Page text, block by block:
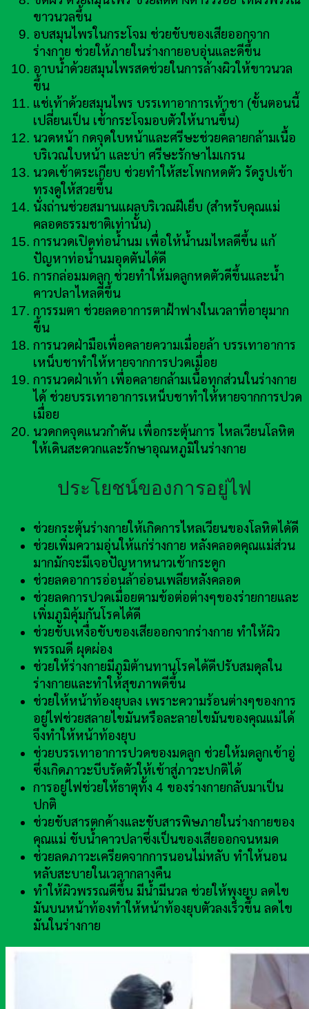
ขาวนวลขึ้น
อบสมุนไพรในกระโจม ช่วยขับของเสียออกจาก
ร่างกาย ช่วยให้ภายในร่างกายอบอุ่นและดีขึ้น
อาบน้ำด้วยสมุนไพรสดช่วยในการล้างผิวให้ขาวนวล
ขึ้น
แช่เท้าด้วยสมุนไพร บรรเทาอาการเท้าชา (ขั้นตอนนี้
เปลี่ยนเป็น เข้ากระโจมอบตัวให้นานขึ้น)
นวดหน้า กดจุดใบหน้าและศรีษะช่วยคลายกล้ามเนื้อ
บริเวณใบหน้า และบ่า ศรีษะรักษาไมเกรน
นวดเข้าตระเกียบ ช่วยทำให้สะโพกหดตัว รัดรูปเข้า
ทรงดูให้สวยขึ้น
นั่งถ่านช่วยสมานแผลบริเวณฝีเย็บ (สำหรับคุณแม่
คลอดธรรมชาติเท่านั้น)
การนวดเปิดท่อน้ำนม เพื่อให้น้ำนมไหลดีขึ้น แก้
ปัญหาท่อน้ำนมอุดตันได้ดี
การกล่อมมดลูก ช่วยทำให้มดลูกหดตัวดีขึ้นและน้ำ
คาวปลาไหลดีขึ้น
การรมตา ช่วยลดอาการตาฝ้าฟางในเวลาที่อายุมาก
ขึ้น
การนวดฝ่ามือเพื่อคลายความเมื่อยล้า บรรเทาอาการ
เหน็บชาทำให้หายจากการปวดเมื่อย
การนวดฝ่าเท้า เพื่อคลายกล้ามเนื้อทุกส่วนในร่างกาย
ได้ ช่วยบรรเทาอาการเหน็บชาทำให้หายจากการปวด
เมื่อย
นวดกดจุดแนวกำดัน เพื่อกระตุ้นการ ไหลเวียนโลหิต
ให้เดินสะดวกและรักษาอุณหภูมิในร่างกาย
ประโยชน์ของการอยู่ไฟ
ช่วยกระตุ้นร่างกายให้เกิดการไหลเวียนของโลหิตได้ดี
ช่วยเพิ่มความอุ่นให้แก่ร่างกาย หลังคลอดคุณแม่ส่วน
มากมักจะมีเจอปัญหาหนาวเข้ากระดูก
ช่วยลดอาการอ่อนล้าอ่อนเพลียหลังคลอด
ช่วยลดการปวดเมื่อยตามข้อต่อต่างๆของร่ายกายและ
เพิ่มภูมิคุ้มกันโรคได้ดี
ช่วยขับเหงื่อขับของเสียออกจากร่างกาย ทำให้ผิว
พรรณดี ผุดผ่อง
ช่วยให้ร่างกายมีภูมิต้านทานโรคได้ดีปรับสมดุลใน
ร่างกายและทำให้สุขภาพดีขึ้น
ช่วยให้หน้าท้องยุบลง เพราะความร้อนต่างๆของการ
อยู่ไฟช่วยสลายไขมันหรือละลายไขมันของคุณแม่ได้
จึงทำให้หน้าท้องยุบ
ช่วยบรรเทาอาการปวดของมดลูก ช่วยให้มดลูกเข้าอู่
ซึ่งเกิดภาวะบีบรัดตัวให้เข้าสู่ภาวะปกติได้
การอยู่ไฟช่วยให้ธาตุทั้ง 4 ของร่างกายกลับมาเป็น
ปกติ
ช่วยขับสารตกค้างและขับสารพิษภายในร่างกายของ
คุณแม่ ขับน้ำคาวปลาซึ่งเป็นของเสียออกจนหมด
ช่วยลดภาวะเครียดจากการนอนไม่หลับ ทำให้นอน
หลับสะบายในเวลากลางคืน
ทำให้ผิวพรรณดีขึ้น มีน้ำมีนวล ช่วยให้พุงยุบ ลดไข
มันบนหน้าท้องทำให้หน้าท้องยุบตัวลงเร็วขึ้น ลดไข
มันในร่างกาย